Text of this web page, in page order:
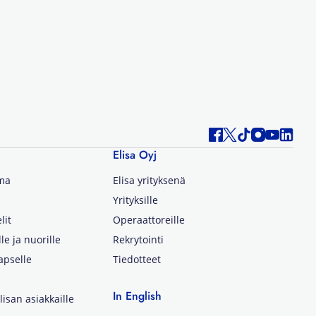
ja nuorille
asiakkaille
Elisa Oyj
Elisa yrityksenä
Yrityksille
Operaattoreille
Rekrytointi
Tiedotteet
In English